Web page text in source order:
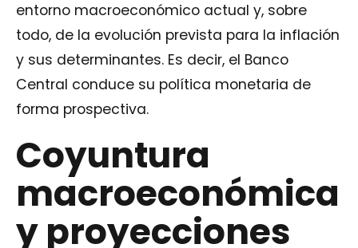
entorno macroeconómico actual y, sobre
todo, de la evolución prevista para la inflación
y sus determinantes. Es decir, el Banco
Central conduce su política monetaria de
forma prospectiva.
Coyuntura
macroeconómica
y proyecciones